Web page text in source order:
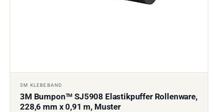
3M KLEBEBAND
3M BumponTM SJ5908 Elastikpuffer Rollenware,
228,6 mm x 0,91 m, Muster